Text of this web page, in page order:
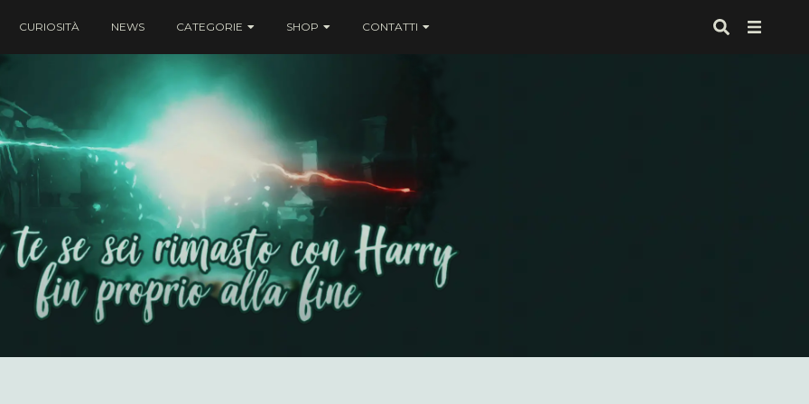
CURIOSITÀ NEWS CATEGORIE SHOP CONTATTI
rimasto con Harry fin proprio alla fine